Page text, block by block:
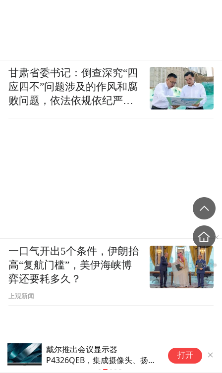
国泰海通：阿尔茨海默病治疗迈
向疾病修饰新时代 国内创新药
企业管线布局展现出较强竞争力
打开
甘肃省委书记：倒查深究“四
应四不”问题涉及的作风和腐
败问题，依法依规依纪严肃
一口气开出5个条件，伊朗抬
高“复航门槛”，美伊海峡博
弈还要耗多久？
上观新闻